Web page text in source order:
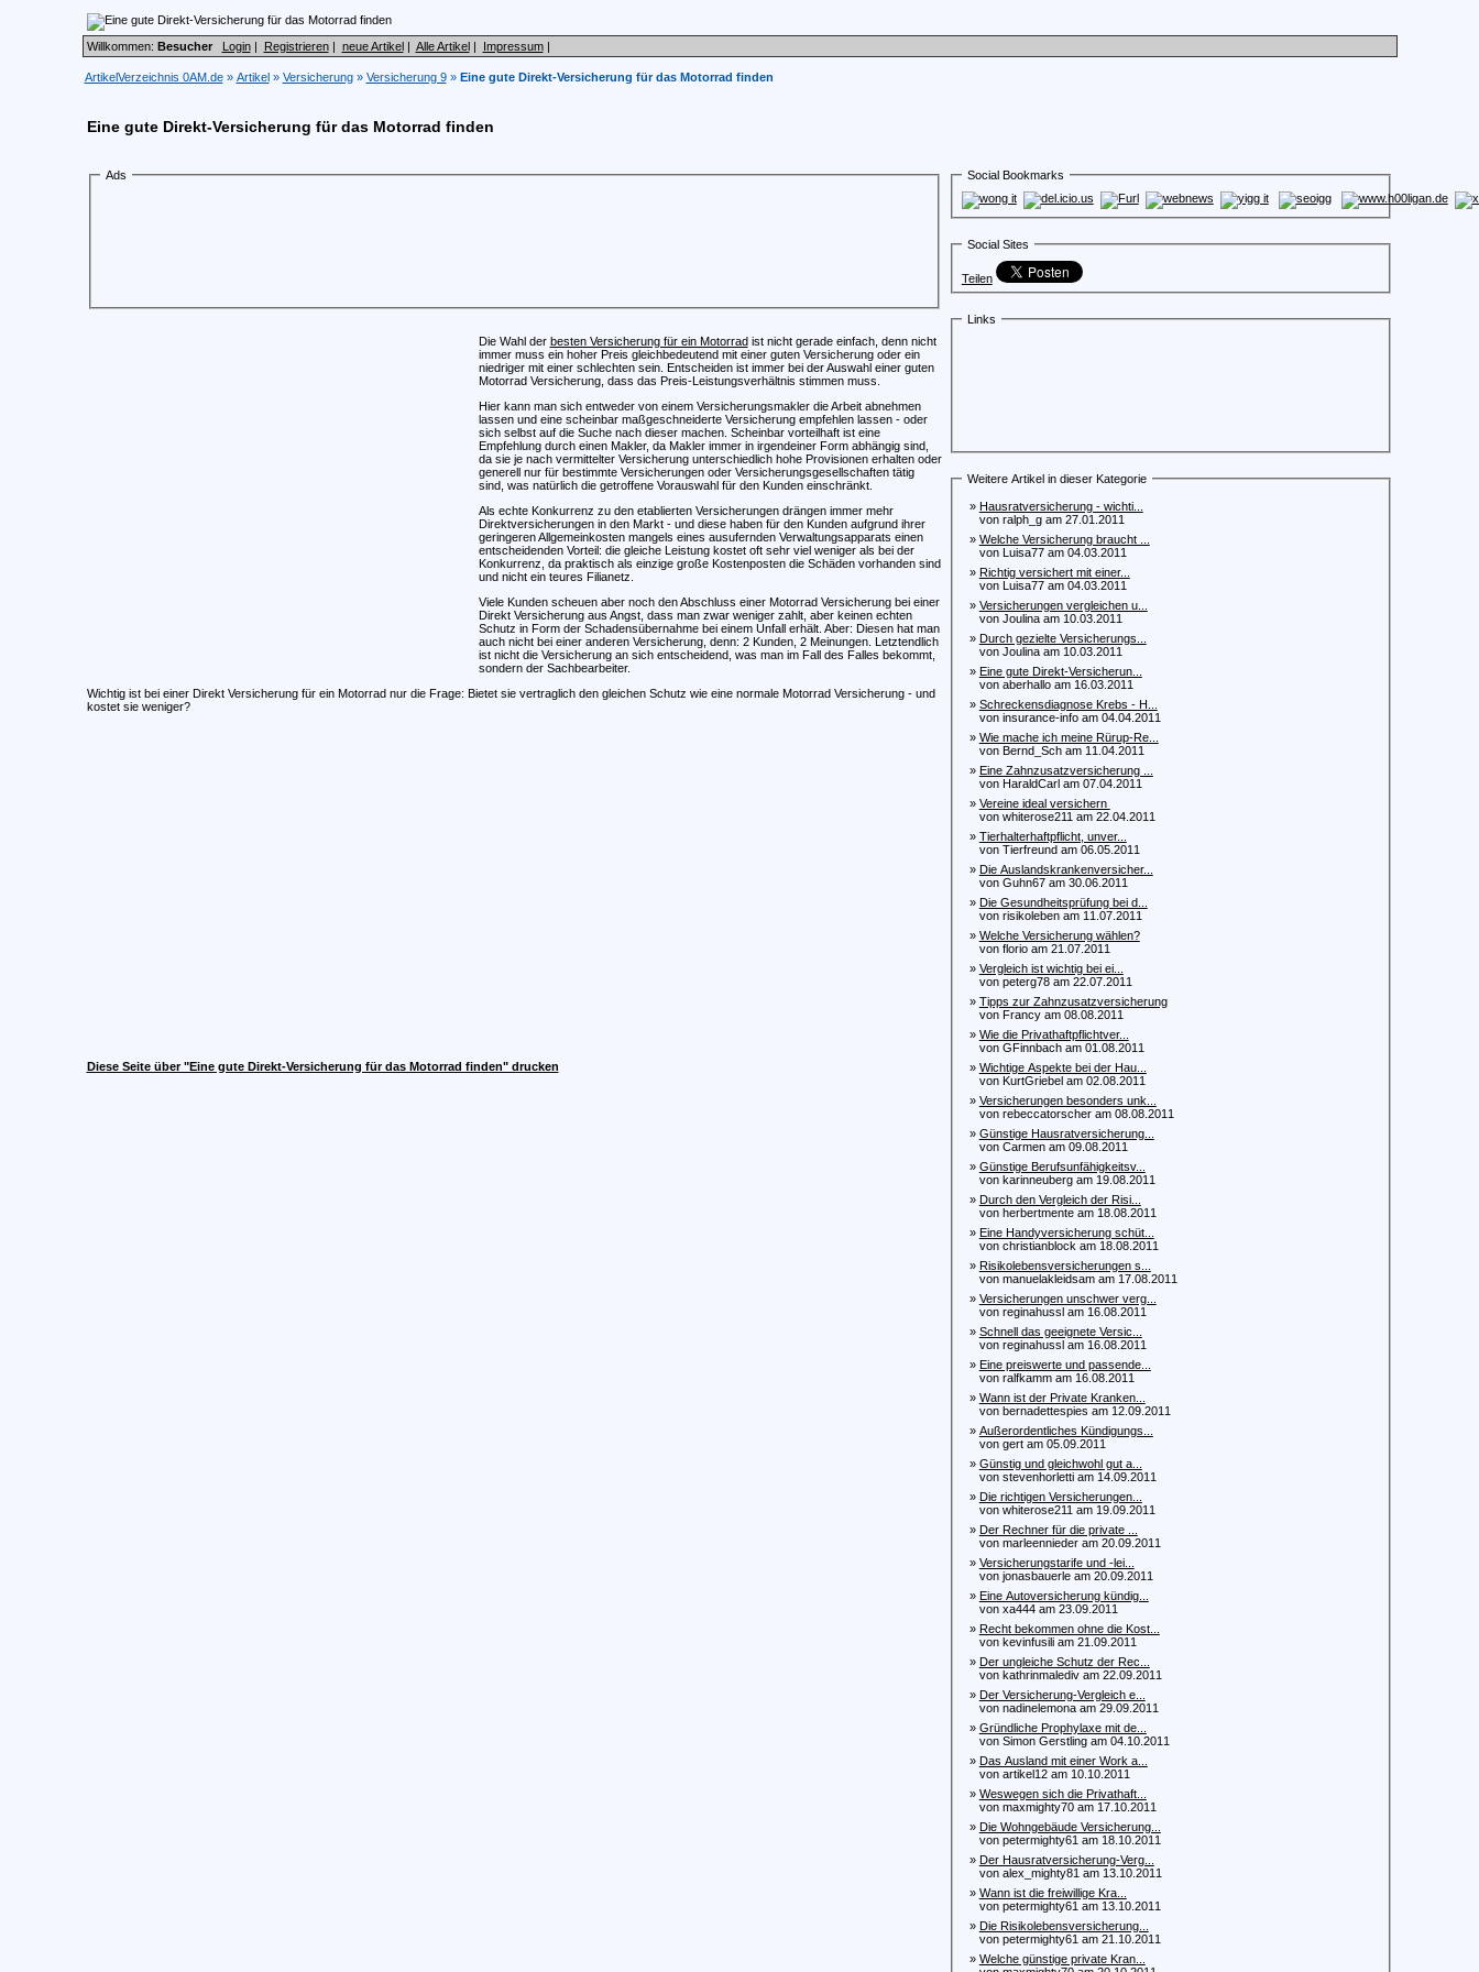
Willkommen: Besucher Login| Registrieren| neue Artikel| Alle Artikel| Impressum|
ArtikelVerzeichnis 0AM.de» Artikel» Versicherung» Versicherung 9» Eine gute Direkt-Versicherung für das Motorrad finden
Eine gute Direkt-Versicherung für das Motorrad finden
Ads
Die Wahl der besten Versicherung für ein Motorradist nicht gerade einfach, denn nicht
immer muss ein hoher Preis gleichbedeutend mit einer guten Versicherung oder ein
niedriger mit einer schlechten sein. Entscheiden ist immer bei der Auswahl einer guten
Motorrad Versicherung, dass das Preis-Leistungsverhältnis stimmen muss.
Hier kann man sich entweder von einem Versicherungsmakler die Arbeit abnehmen
lassen und eine scheinbar maßgeschneiderte Versicherung empfehlen lassen - oder
sich selbst auf die Suche nach dieser machen. Scheinbar vorteilhaft ist eine
Empfehlung durch einen Makler, da Makler immer in irgendeiner Form abhängig sind,
da sie je nach vermittelter Versicherung unterschiedlich hohe Provisionen erhalten oder
generell nur für bestimmte Versicherungen oder Versicherungsgesellschaften tätig
sind, was natürlich die getroffene Vorauswahl für den Kunden einschränkt.
Als echte Konkurrenz zu den etablierten Versicherungen drängen immer mehr
Direktversicherungen in den Markt - und diese haben für den Kunden aufgrund ihrer
geringeren Allgemeinkosten mangels eines ausufernden Verwaltungsapparats einen
entscheidenden Vorteil: die gleiche Leistung kostet oft sehr viel weniger als bei der
Konkurrenz, da praktisch als einzige große Kostenposten die Schäden vorhanden sind
und nicht ein teures Filianetz.
Viele Kunden scheuen aber noch den Abschluss einer Motorrad Versicherung bei einer
Direkt Versicherung aus Angst, dass man zwar weniger zahlt, aber keinen echten
Schutz in Form der Schadensübernahme bei einem Unfall erhält. Aber: Diesen hat man
auch nicht bei einer anderen Versicherung, denn: 2 Kunden, 2 Meinungen. Letztendlich
ist nicht die Versicherung an sich entscheidend, was man im Fall des Falles bekommt,
sondern der Sachbearbeiter.
Wichtig ist bei einer Direkt Versicherung für ein Motorrad nur die Frage: Bietet sie vertraglich den gleichen Schutz wie eine normale Motorrad Versicherung - und
kostet sie weniger?
Diese Seite über "Eine gute Direkt-Versicherung für das Motorrad finden" drucken
Social Bookmarks
Social Sites
Teilen
Links
Weitere Artikel in dieser Kategorie
» Hausratversicherung - wichti...
von ralph_g am 27.01.2011
» Welche Versicherung braucht ...
von Luisa77 am 04.03.2011
» Richtig versichert mit einer...
von Luisa77 am 04.03.2011
» Versicherungen vergleichen u...
von Joulina am 10.03.2011
» Durch gezielte Versicherungs...
von Joulina am 10.03.2011
» Eine gute Direkt-Versicherun...
von aberhallo am 16.03.2011
» Schreckensdiagnose Krebs - H...
von insurance-info am 04.04.2011
» Wie mache ich meine Rürup-Re...
von Bernd_Sch am 11.04.2011
» Eine Zahnzusatzversicherung ...
von HaraldCarl am 07.04.2011
» Vereine ideal versichern
von whiterose211 am 22.04.2011
» Tierhalterhaftpflicht, unver...
von Tierfreund am 06.05.2011
» Die Auslandskrankenversicher...
von Guhn67 am 30.06.2011
» Die Gesundheitsprüfung bei d...
von risikoleben am 11.07.2011
» Welche Versicherung wählen?
von florio am 21.07.2011
» Vergleich ist wichtig bei ei...
von peterg78 am 22.07.2011
» Tipps zur Zahnzusatzversicherung
von Francy am 08.08.2011
» Wie die Privathaftpflichtver...
von GFinnbach am 01.08.2011
» Wichtige Aspekte bei der Hau...
von KurtGriebel am 02.08.2011
» Versicherungen besonders unk...
von rebeccatorscher am 08.08.2011
» Günstige Hausratversicherung...
von Carmen am 09.08.2011
» Günstige Berufsunfähigkeitsv...
von karinneuberg am 19.08.2011
» Durch den Vergleich der Risi...
von herbertmente am 18.08.2011
» Eine Handyversicherung schüt...
von christianblock am 18.08.2011
» Risikolebensversicherungen s...
von manuelakleidsam am 17.08.2011
» Versicherungen unschwer verg...
von reginahussl am 16.08.2011
» Schnell das geeignete Versic...
von reginahussl am 16.08.2011
» Eine preiswerte und passende...
von ralfkamm am 16.08.2011
» Wann ist der Private Kranken...
von bernadettespies am 12.09.2011
» Außerordentliches Kündigungs...
von gert am 05.09.2011
» Günstig und gleichwohl gut a...
von stevenhorletti am 14.09.2011
» Die richtigen Versicherungen...
von whiterose211 am 19.09.2011
» Der Rechner für die private ...
von marleennieder am 20.09.2011
» Versicherungstarife und -lei...
von jonasbauerle am 20.09.2011
» Eine Autoversicherung kündig...
von xa444 am 23.09.2011
» Recht bekommen ohne die Kost...
von kevinfusili am 21.09.2011
» Der ungleiche Schutz der Rec...
von kathrinmalediv am 22.09.2011
» Der Versicherung-Vergleich e...
von nadinelemona am 29.09.2011
» Gründliche Prophylaxe mit de...
von Simon Gerstling am 04.10.2011
» Das Ausland mit einer Work a...
von artikel12 am 10.10.2011
» Weswegen sich die Privathaft...
von maxmighty70 am 17.10.2011
» Die Wohngebäude Versicherung...
von petermighty61 am 18.10.2011
» Der Hausratversicherung-Verg...
von alex_mighty81 am 13.10.2011
» Wann ist die freiwillige Kra...
von petermighty61 am 13.10.2011
» Die Risikolebensversicherung...
von petermighty61 am 21.10.2011
» Welche günstige private Kran...